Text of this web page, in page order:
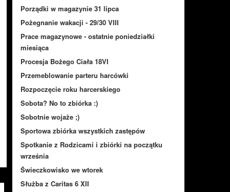
Porządki w magazynie 31 lipca
Pożegnanie wakacji - 29/30 VIII
Prace magazynowe - ostatnie poniedziałki
miesiąca
Procesja Bożego Ciała 18VI
Przemeblowanie parteru harcówki
Rozpoczęcie roku harcerskiego
Sobota? No to zbiórka :)
Sobotnie wojaże ;)
Sportowa zbiórka wszystkich zastępów
Spotkanie z Rodzicami i zbiórki na początku
września
Świeczkowisko we wtorek
Służba z Caritas 6 XII